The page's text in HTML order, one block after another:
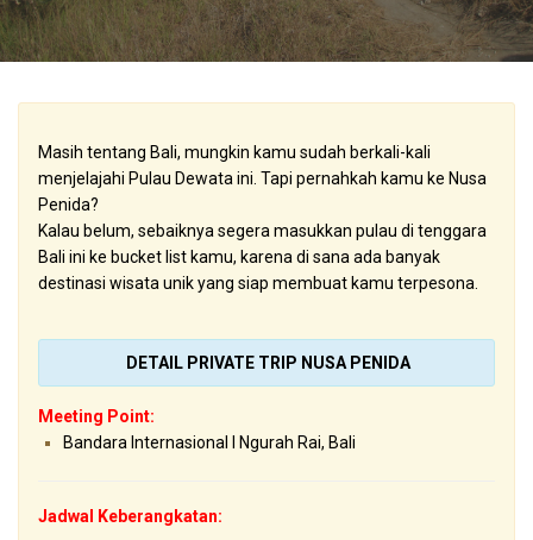
Masih tentang Bali, mungkin kamu sudah berkali-kali
menjelajahi Pulau Dewata ini. Tapi pernahkah kamu ke Nusa
Penida?
Kalau belum, sebaiknya segera masukkan pulau di tenggara
Bali ini ke bucket list kamu, karena di sana ada banyak
destinasi wisata unik yang siap membuat kamu terpesona.
DETAIL PRIVATE TRIP NUSA PENIDA
Meeting Point:
Bandara Internasional I Ngurah Rai, Bali
Jadwal Keberangkatan: